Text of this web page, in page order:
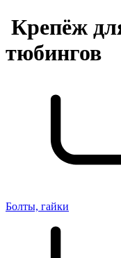
Крепёж
тюбингов
Болты, гайки